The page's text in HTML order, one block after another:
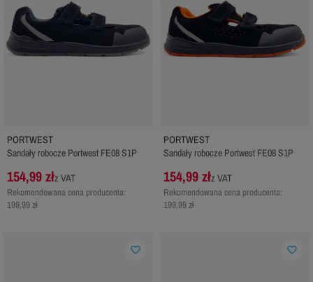
PORTWEST
Sandały robocze Portwest FE08 S1P
154,99 złz VAT
Rekomendowana cena producenta:
199,99 zł
PORTWEST
Sandały robocze Portwest FE08 S1P
154,99 złz VAT
Rekomendowana cena producenta:
199,99 zł
favorite_border favorite_border